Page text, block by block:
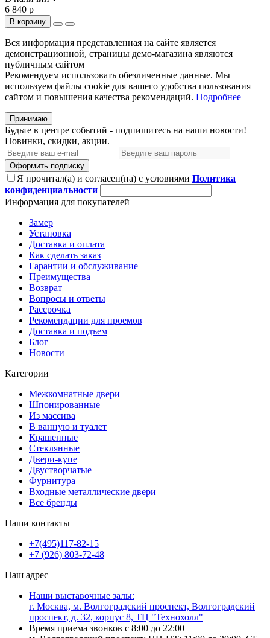
6 840 р
В корзину
Вся информация представленная на сайте является
демонстрационной, страницы демо-магазина являются
публичным сайтом
Рекомендуем использовать обезличенные данные. Мы
используем файлы cookie для вашего удобства пользования
сайтом и повышения качества рекомендаций. Подробнее
Принимаю
Будьте в центре событий - подпишитесь на наши новости!
Новинки, скидки, акции.
Оформить подписку
Я прочитал(а) и согласен(на) с условиями Политика
конфиденциальности
Информация для покупателей
Замер
Установка
Доставка и оплата
Как сделать заказ
Гарантии и обслуживание
Преимущества
Возврат
Вопросы и ответы
Рассрочка
Рекомендации для проемов
Доставка и подъем
Блог
Новости
Категории
Межкомнатные двери
Шпонированные
Из массива
В ванную и туалет
Крашенные
Стеклянные
Двери-купе
Двустворчатые
Фурнитура
Входные металлические двери
Все бренды
Наши контакты
+7(495)117-82-15
+7 (926) 803-72-48
Наш адрес
Наши выставочные залы:
г. Москва, м. Волгоградский проспект, Волгоградский
проспект, д. 32, корпус 8, ТЦ "Технохолл"
Время приема звонков с 8:00 до 22:00